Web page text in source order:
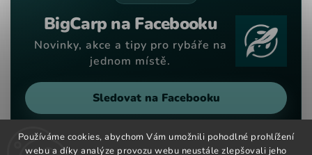
Používáme cookies, abychom Vám umožnili pohodlné prohlížení
webu a díky analýze provozu webu neustále zlepšovali jeho
BigCarp na Facebooku
Novinky, akce a tipy pro rybáře na
jednom místě.
Sledovat na Facebooku